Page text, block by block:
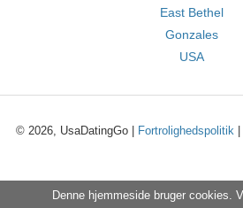
East Bethel
Gonzales
USA
© 2026, UsaDatingGo | Fortrolighedspolitik|
Denne hjemmeside bruger cookies.